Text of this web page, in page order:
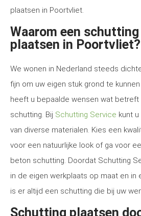
plaatsen in Poortvliet.
Waarom een
plaatsen in Poortvliet?
We wonen in Nederland steeds
fijn om uw eigen stuk grond te
heeft u bepaalde wensen wat betreft
schutting. Bij Schutting Service kunt
van diverse materialen. Kies een
voor een natuurlijke look of ga voor
beton schutting. Doordat Schutting
in de eigen werkplaats op maat en in
is er altijd een schutting die bij uw
Schutting plaatsen